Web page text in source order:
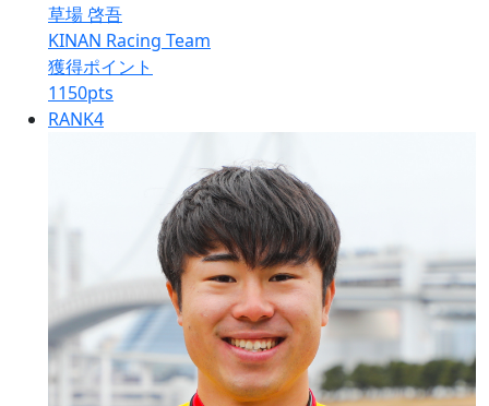
草場 啓吾
KINAN Racing Team
獲得ポイント
1150pts
RANK4